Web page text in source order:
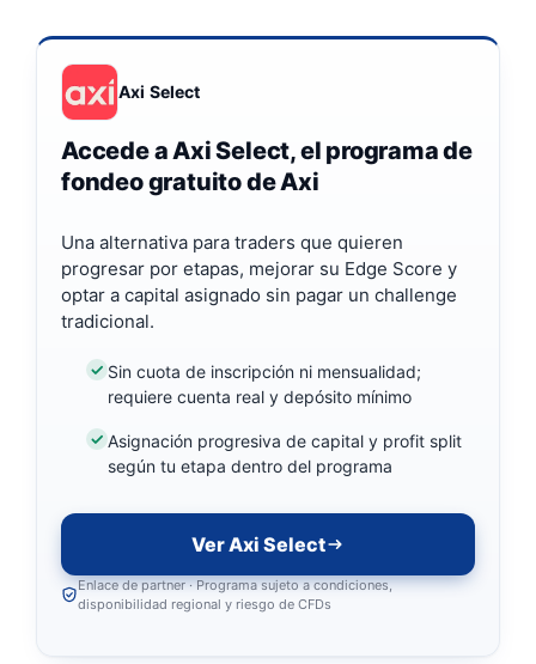
Axi Select
Accede a Axi Select, el programa de
fondeo gratuito de Axi
Una alternativa para traders que quieren
progresar por etapas, mejorar su Edge Score y
optar a capital asignado sin pagar un challenge
tradicional.
Sin cuota de inscripción ni mensualidad;
requiere cuenta real y depósito mínimo
Asignación progresiva de capital y profit split
según tu etapa dentro del programa
Ver Axi Select
Enlace de partner · Programa sujeto a condiciones,
disponibilidad regional y riesgo de CFDs